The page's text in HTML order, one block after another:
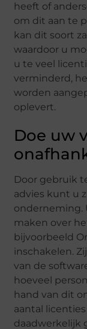
heeft of
om dit aan te
kan dit soort
waardoor u
u te veel
verminderd,
worden
oplevert.
Doe uw
Door gebruik
advies kunt u
onderneming.
maken over
bijvoorbeeld
inschakelen.
van de
hoeveel
hand van dit
aantal
daadwerkelijk